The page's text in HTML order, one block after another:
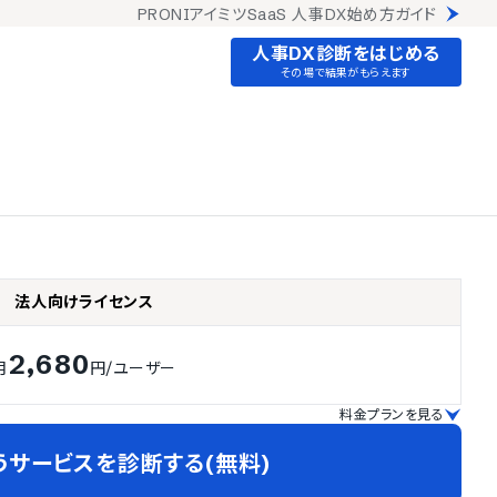
PRONIアイミツSaaS 人事DX始め方ガイド
人事DX診断をはじめる
その場で結果がもらえます
法人向けライセンス
2,680円/ユーザー
料金プランを見る
サービスを診断する(無料)